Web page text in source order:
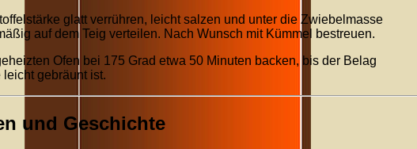
glatt verrühren, leicht salzen und unter die Zwiebelmasse
auf dem Teig verteilen. Nach Wunsch mit Kümmel bestreuen.
Ofen bei 175 Grad etwa 50 Minuten backen, bis der Belag
gebräunt ist.
und Geschichte